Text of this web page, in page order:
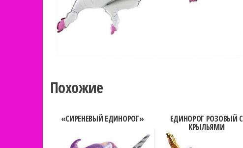
Похожие
«СИРЕНЕВЫЙ ЕДИНОРОГ» ЕДИНОРОГ РОЗОВЫЙ С
КРЫЛЬЯМИ